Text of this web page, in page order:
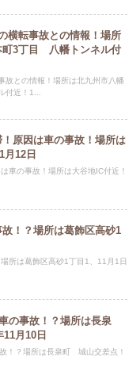
横転事故との情報！場所
町3丁目 八幡トンネル付
故との情報！場所は北九州市八幡
付近！1...
！原因は車の事故！場所は
月12日
車の事故！場所は大谷地IC付近！
！？場所は葛飾区高砂1
所は葛飾区高砂1丁目1、11月1日
の事故！？場所は長泉
月10日
！？場所は長泉町 城山交差点！